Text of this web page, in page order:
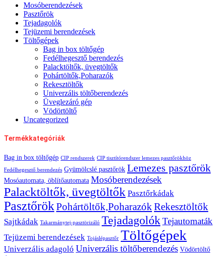
Mosóberendezések
Pasztőrök
Tejadagolók
Tejüzemi berendezések
Töltőgépek
Bag in box töltőgép
Fedélhegesztő berendezés
Palacktöltők, üvegtöltők
Pohártöltők,Poharazók
Rekesztöltők
Univerzális töltőberendezés
Üveglezáró gép
Vödörtöltő
Uncategorized
Termékkategóriák
Bag in box töltőgép CIP rendszerek CIP tisztítórendszer lemezes pasztőrökhöz
Fedélhegesztő berendezés Gyümölcslé pasztőrök Lemezes pasztőrök
Mosóautomata, öblítőautomata Mosóberendezések
Palacktöltők, üvegtöltők Pasztőrkádak
PasztőrökPohártöltők,Poharazók Rekesztöltők
Sajtkádak Takarmánytej-pasztörizáló TejadagolókTejautomaták
Tejüzemi berendezések Tojáslépasztőr Töltőgépek
Univerzális adagoló Univerzális töltőberendezés Vödörtöltő